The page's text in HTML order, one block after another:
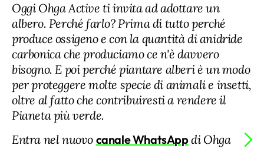
Oggi Ohga Active ti invita ad adottare un
albero. Perché farlo? Prima di tutto perché
produce ossigeno e con la quantità di anidride
carbonica che produciamo ce n'è davvero
bisogno. E poi perché piantare alberi è un modo
per proteggere molte specie di animali e insetti,
oltre al fatto che contribuiresti a rendere il
Pianeta più verde.
Entra nel nuovo canale WhatsAppdi Ohga